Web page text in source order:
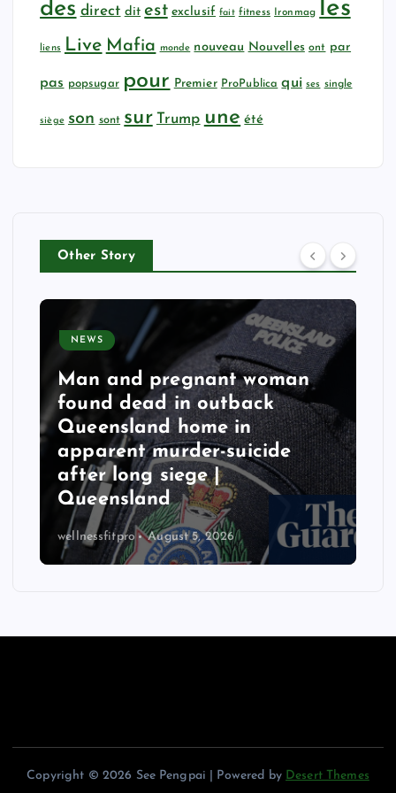
des direct dit est exclusif fait fitness Ironmag les
liens Live Mafia monde nouveau Nouvelles ont par
pas popsugar pour Premier ProPublica qui ses single
siège son sont sur Trump une été
Other Story
NEWS
Man and pregnant woman
found dead in outback
Queensland home in
apparent murder-suicide
after long siege |
Queensland
wellnessfitpro August 5, 2026
Copyright © 2026 See Pengpai | Powered by Desert Themes